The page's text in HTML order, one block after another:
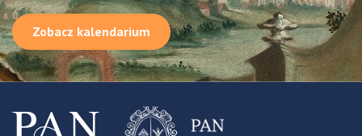
Zobacz kalendarium